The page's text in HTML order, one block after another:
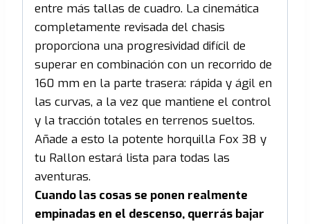
entre más tallas de cuadro. La cinemática
completamente revisada del chasis
proporciona una progresividad difícil de
superar en combinación con un recorrido de
160 mm en la parte trasera: rápida y ágil en
las curvas, a la vez que mantiene el control
y la tracción totales en terrenos sueltos.
Añade a esto la potente horquilla Fox 38 y
tu Rallon estará lista para todas las
aventuras.
Cuando las cosas se ponen realmente
empinadas en el descenso, querrás bajar